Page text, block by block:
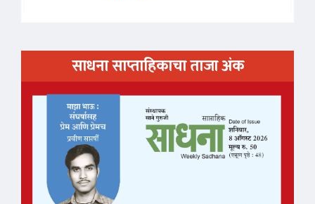
साधना साप्ताहिकाचा ताजा अंक